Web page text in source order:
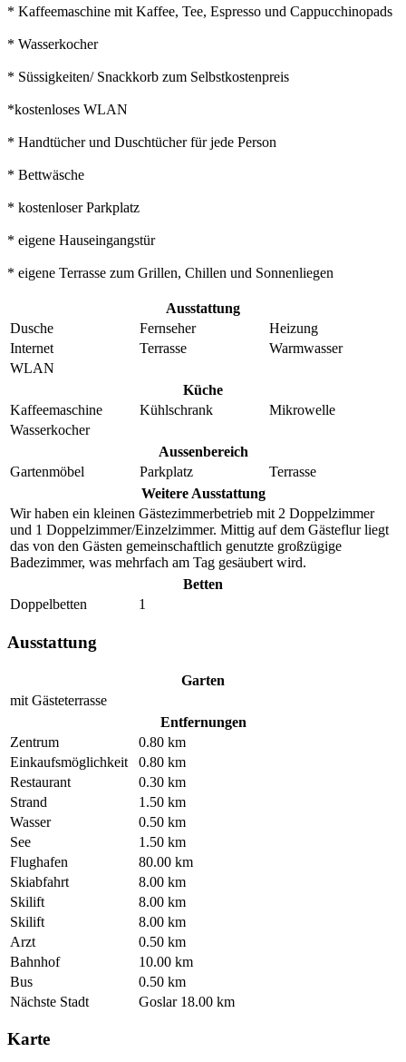
* Kaffeemaschine mit Kaffee, Tee, Espresso und Cappucchinopads
* Wasserkocher
* Süssigkeiten/ Snackkorb zum Selbstkostenpreis
*kostenloses WLAN
* Handtücher und Duschtücher für jede Person
* Bettwäsche
* kostenloser Parkplatz
* eigene Hauseingangstür
* eigene Terrasse zum Grillen, Chillen und Sonnenliegen
Ausstattung
Dusche
Fernseher
Heizung
Internet
Terrasse
Warmwasser
WLAN
Küche
Kaffeemaschine
Kühlschrank
Mikrowelle
Wasserkocher
Aussenbereich
Gartenmöbel
Parkplatz
Terrasse
Weitere Ausstattung
Wir haben ein kleinen Gästezimmerbetrieb mit 2 Doppelzimmer
und 1 Doppelzimmer/Einzelzimmer. Mittig auf dem Gästeflur liegt
das von den Gästen gemeinschaftlich genutzte großzügige
Badezimmer, was mehrfach am Tag gesäubert wird.
Betten
Doppelbetten
1
Ausstattung
Garten
mit Gästeterrasse
Entfernungen
Zentrum
0.80 km
Einkaufsmöglichkeit
0.80 km
Restaurant
0.30 km
Strand
1.50 km
Wasser
0.50 km
See
1.50 km
Flughafen
80.00 km
Skiabfahrt
8.00 km
Skilift
8.00 km
Skilift
8.00 km
Arzt
0.50 km
Bahnhof
10.00 km
Bus
0.50 km
Nächste Stadt
Goslar 18.00 km
Karte